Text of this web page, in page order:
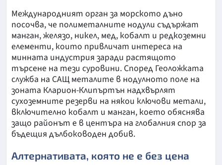
Международният орган за морското дъно
посочва, че полиметалните нодули съдържат
манган, желязо, никел, мед, кобалт и редкоземни
елементи, които привличат интереса на
минната индустрия заради растящото
търсене на тези суровини. Според Геоложката
служба на САЩ металите в нодулното поле на
зоната Кларион-Клипъртън надхвърлят
сухоземните резерви на някои ключови метали,
включително кобалт и манган, което обяснява
защо районът е в центъра на глобалния спор за
бъдещия дълбоководен добив.
Алтернативата, която не е без цена